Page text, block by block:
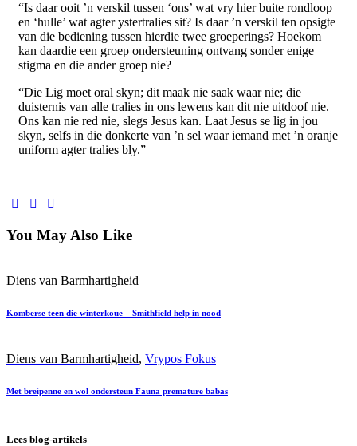
“Is daar ooit ’n verskil tussen ‘ons’ wat vry hier buite rondloop
en ‘hulle’ wat agter ystertralies sit? Is daar ’n verskil ten opsigte
van die bediening tussen hierdie twee groeperings? Hoekom
kan daardie een groep ondersteuning ontvang sonder enige
stigma en die ander groep nie?
“Die Lig moet oral skyn; dit maak nie saak waar nie; die
duisternis van alle tralies in ons lewens kan dit nie uitdoof nie.
Ons kan nie red nie, slegs Jesus kan. Laat Jesus se lig in jou
skyn, selfs in die donkerte van ’n sel waar iemand met ’n oranje
uniform agter tralies bly.”
You May Also Like
Diens van Barmhartigheid
Komberse teen die winterkoue – Smithfield help in nood
Diens van Barmhartigheid, Vrypos Fokus
Met breipenne en wol ondersteun Fauna premature babas
Lees blog-artikels